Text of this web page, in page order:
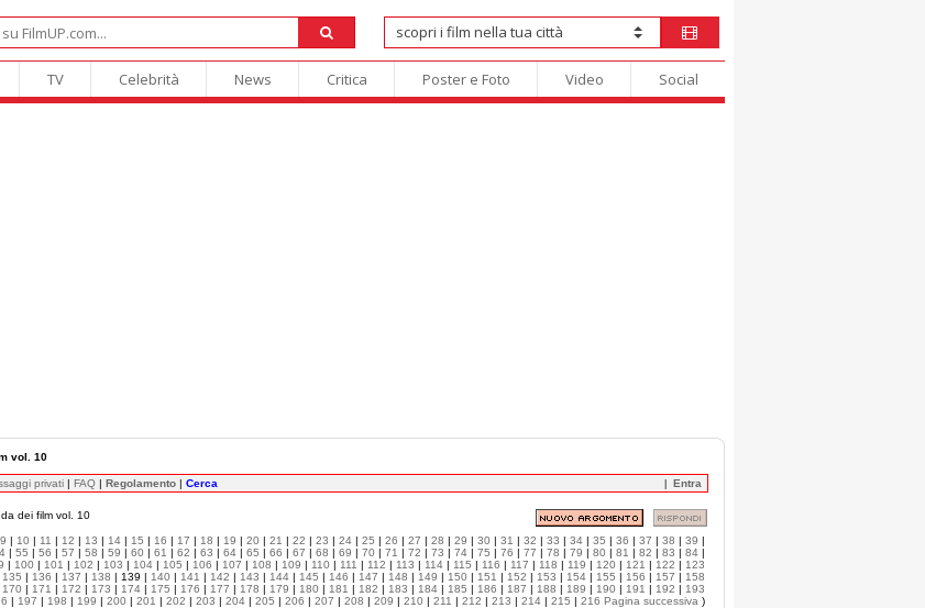
TV Celebrità News Critica Poster e Foto Video Social
vol. 10
privati | FAQ | Regolamento | Cerca Entra
dei film vol. 10
9 | 10 | 11 | 12 | 13 | 14 | 15 | 16 | 17 | 18 | 19 | 20 | 21 | 22 | 23 | 24 | 25 | 26 | 27 | 28 | 29 | 30 | 31 | 32 | 33 | 34 | 35 | 36 | 37 | 38 | 39 |
| 55 | 56 | 57 | 58 | 59 | 60 | 61 | 62 | 63 | 64 | 65 | 66 | 67 | 68 | 69 | 70 | 71 | 72 | 73 | 74 | 75 | 76 | 77 | 78 | 79 | 80 | 81 | 82 | 83 | 84 |
| 100 | 101 | 102 | 103 | 104 | 105 | 106 | 107 | 108 | 109 | 110 | 111 | 112 | 113 | 114 | 115 | 116 | 117 | 118 | 119 | 120 | 121 | 122 | 123
135 | 136 | 137 | 138 | 139 | 140 | 141 | 142 | 143 | 144 | 145 | 146 | 147 | 148 | 149 | 150 | 151 | 152 | 153 | 154 | 155 | 156 | 157 | 158
170 | 171 | 172 | 173 | 174 | 175 | 176 | 177 | 178 | 179 | 180 | 181 | 182 | 183 | 184 | 185 | 186 | 187 | 188 | 189 | 190 | 191 | 192 | 193
| 197 | 198 | 199 | 200 | 201 | 202 | 203 | 204 | 205 | 206 | 207 | 208 | 209 | 210 | 211 | 212 | 213 | 214 | 215 | 216 Pagina successiva )